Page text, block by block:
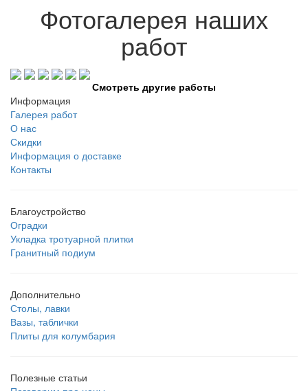
Фотогалерея наших
работ
Смотреть другие работы
Информация
Галерея работ
О нас
Скидки
Информация о доставке
Контакты
Благоустройство
Оградки
Укладка тротуарной плитки
Гранитный подиум
Дополнительно
Столы, лавки
Вазы, таблички
Плиты для колумбария
Полезные статьи